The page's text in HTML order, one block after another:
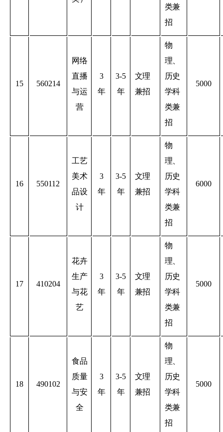
类兼
招
15 560214
网络
直播
与运
营
3
年
3-5
年
文理
兼招
物
理、
历史
学科
类兼
招
5000
16 550112
工艺
美术
品设
计
3
年
3-5
年
文理
兼招
物
理、
历史
学科
类兼
招
6000
17 410204
花卉
生产
与花
艺
3
年
3-5
年
文理
兼招
物
理、
历史
学科
类兼
招
5000
18 490102
食品
质量
与安
全
3
年
3-5
年
文理
兼招
物
理、
历史
学科
类兼
招
5000